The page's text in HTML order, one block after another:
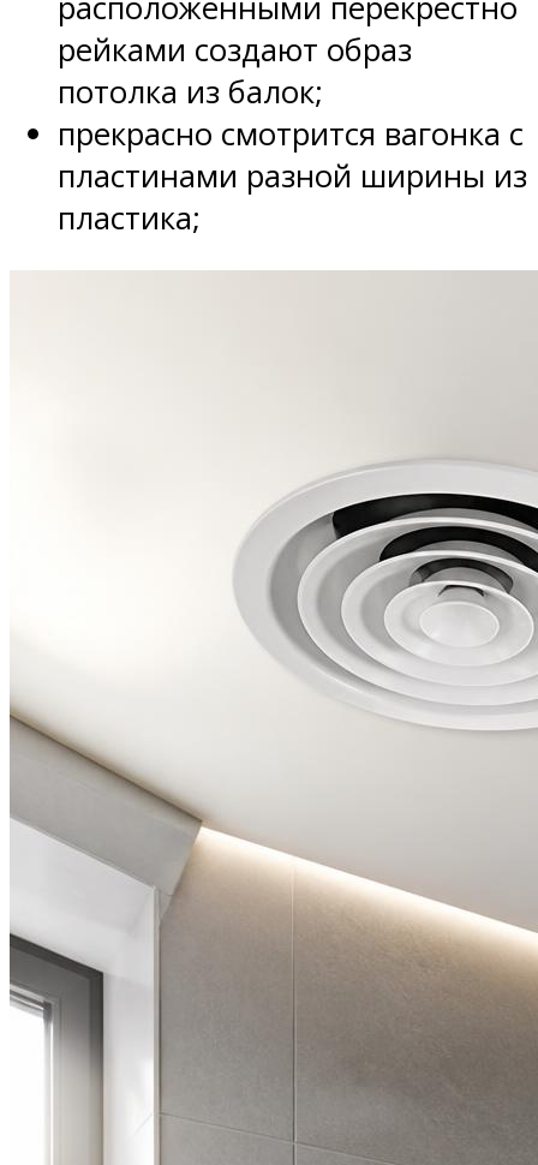
рейками создают образ
потолка из балок;
прекрасно смотрится вагонка с
пластинами разной ширины из
пластика;